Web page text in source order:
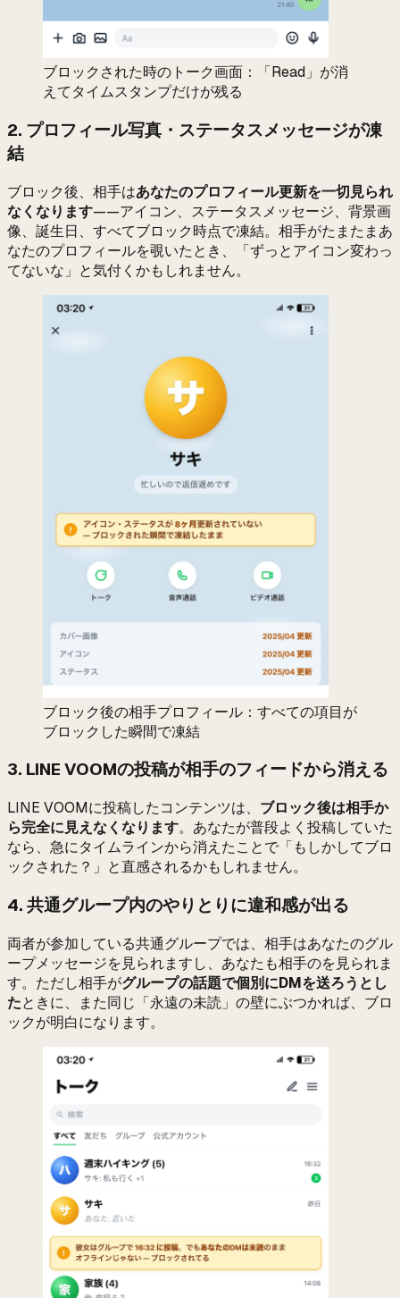
ブロックされた時のトーク画面：「Read」が消
えてタイムスタンプだけが残る
2. プロフィール写真・ステータスメッセージが凍
結
ブロック後、相手はあなたのプロフィール更新を一切見られ
なくなります——アイコン、ステータスメッセージ、背景画
像、誕生日、すべてブロック時点で凍結。相手がたまたまあ
なたのプロフィールを覗いたとき、「ずっとアイコン変わっ
てないな」と気付くかもしれません。
ブロック後の相手プロフィール：すべての項目が
ブロックした瞬間で凍結
3. LINE VOOMの投稿が相手のフィードから消える
LINE VOOMに投稿したコンテンツは、 ブロック後は相手か
ら完全に見えなくなります。あなたが普段よく投稿していた
なら、急にタイムラインから消えたことで「もしかしてブロ
ックされた？」と直感されるかもしれません。
4. 共通グループ内のやりとりに違和感が出る
両者が参加している共通グループでは、相手はあなたのグル
ープメッセージを見られますし、あなたも相手のを見られま
す。ただし相手がグループの話題で個別にDMを送ろうとし
たときに、また同じ「永遠の未読」の壁にぶつかれば、ブロ
ックが明白になります。